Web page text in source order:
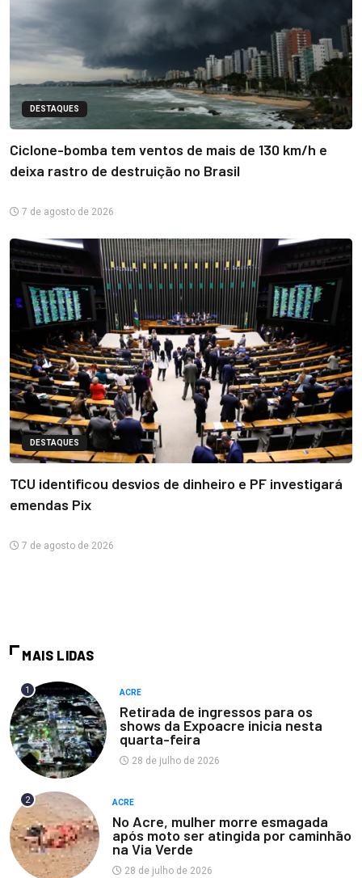
DESTAQUES
Ciclone-bomba tem ventos de mais de 130 km/h e
deixa rastro de destruição no Brasil
7 de agosto de 2026
DESTAQUES
TCU identificou desvios de dinheiro e PF investigará
emendas Pix
7 de agosto de 2026
MAIS LIDAS
1 ACRE
Retirada de ingressos para os
shows da Expoacre inicia nesta
quarta-feira
28 de julho de 2026
2 ACRE
No Acre, mulher morre esmagada
após moto ser atingida por caminhão
na Via Verde
28 de julho de 2026